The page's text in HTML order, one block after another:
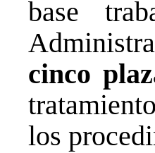
base
cinco
los